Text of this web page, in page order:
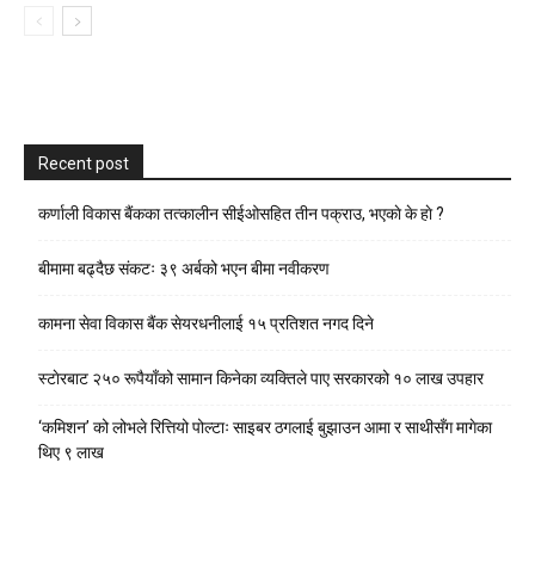
Recent post
कर्णाली विकास बैंकका तत्कालीन सीईओसहित तीन पक्राउ, भएकाे के हाे ?
बीमामा बढ्दैछ संकटः ३९ अर्बको भएन बीमा नवीकरण
कामना सेवा विकास बैंक सेयरधनीलाई १५ प्रतिशत नगद दिने
स्टाेरबाट २५० रूपैयाँको सामान किनेका व्यक्तिले पाए सरकारको १० लाख उपहार
‘कमिशन’ को लोभले रित्तियो पोल्टाः साइबर ठगलाई बुझाउन आमा र साथीसँग मागेका
थिए ९ लाख